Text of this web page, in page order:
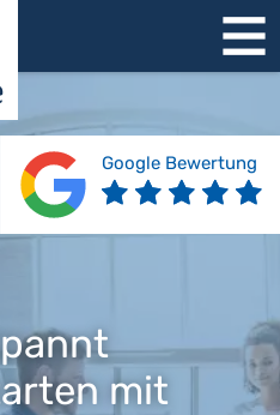
UNS
mit
Google Bewertung